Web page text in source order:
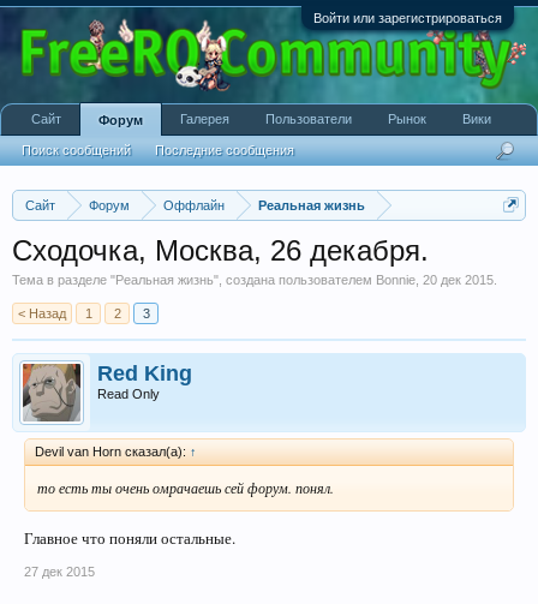
Войти или зарегистрироваться
Сайт Форум Оффлайн Реальная жизнь
Сходочка, Москва, 26 декабря.
Тема в разделе "Реальная жизнь", создана пользователем Bonnie 20 дек 2015
< Назад 1 2 3
Red King
Read Only
Devil van Horn сказал(а): ↑
то есть ты очень омрачаешь сей форум. понял.
Главное что поняли остальные.
27 дек 2015
Сайт Форум
Поиск сообщений Последние сообщения
Галерея Пользователи Рынок Вики